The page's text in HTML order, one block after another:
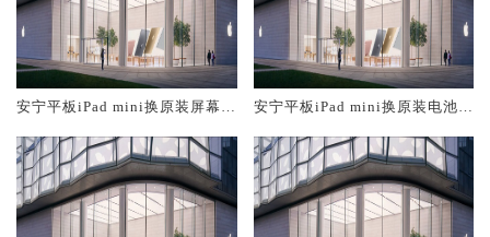
安宁平板iPad mini换原装屏幕服
安宁平板iPad mini换原装电池维